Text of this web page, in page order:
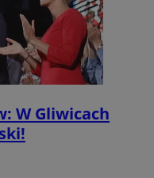
W Gliwicach